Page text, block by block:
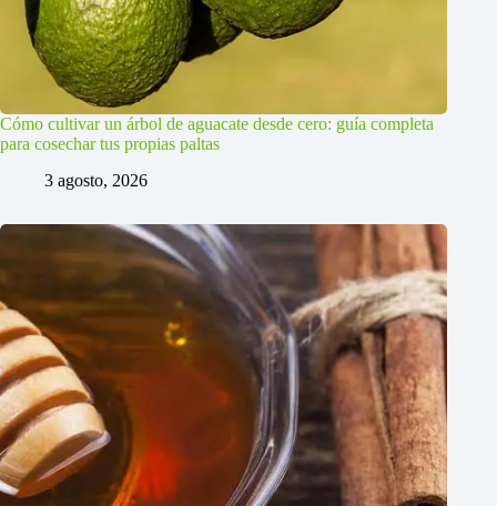
Cómo cultivar un árbol de aguacate desde cero: guía completa
para cosechar tus propias paltas
3 agosto, 2026